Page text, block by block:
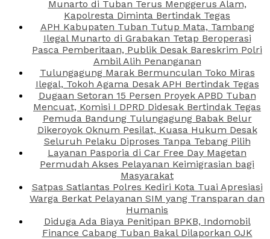
Munarto di Tuban Terus Menggerus Alam,
Kapolresta Diminta Bertindak Tegas
APH Kabupaten Tuban Tutup Mata, Tambang
Ilegal Munarto di Grabakan Tetap Beroperasi
Pasca Pemberitaan, Publik Desak Bareskrim Polri
Ambil Alih Penanganan
Tulungagung Marak Bermunculan Toko Miras
Ilegal, Tokoh Agama Desak APH Bertindak Tegas
Dugaan Setoran 15 Persen Proyek APBD Tuban
Mencuat, Komisi I DPRD Didesak Bertindak Tegas
Pemuda Bandung Tulungagung Babak Belur
Dikeroyok Oknum Pesilat, Kuasa Hukum Desak
Seluruh Pelaku Diproses Tanpa Tebang Pilih
Layanan Pasporia di Car Free Day Magetan
Permudah Akses Pelayanan Keimigrasian bagi
Masyarakat
Satpas Satlantas Polres Kediri Kota Tuai Apresiasi
Warga Berkat Pelayanan SIM yang Transparan dan
Humanis
Diduga Ada Biaya Penitipan BPKB, Indomobil
Finance Cabang Tuban Bakal Dilaporkan OJK